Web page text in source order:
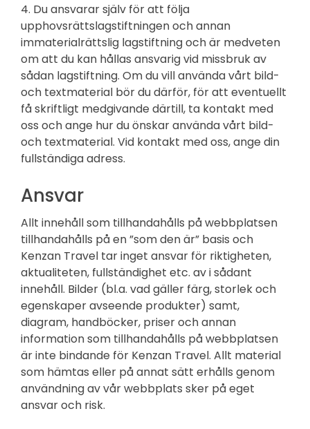
4. Du ansvarar själv för att följa
upphovsrättslagstiftningen och annan
immaterialrättslig lagstiftning och är medveten
om att du kan hållas ansvarig vid missbruk av
sådan lagstiftning. Om du vill använda vårt bild-
och textmaterial bör du därför, för att eventuellt
få skriftligt medgivande därtill, ta kontakt med
oss och ange hur du önskar använda vårt bild-
och textmaterial. Vid kontakt med oss, ange din
fullständiga adress.
Ansvar
Allt innehåll som tillhandahålls på webbplatsen
tillhandahålls på en ”som den är” basis och
Kenzan Travel tar inget ansvar för riktigheten,
aktualiteten, fullständighet etc. av i sådant
innehåll. Bilder (bl.a. vad gäller färg, storlek och
egenskaper avseende produkter) samt,
diagram, handböcker, priser och annan
information som tillhandahålls på webbplatsen
är inte bindande för Kenzan Travel. Allt material
som hämtas eller på annat sätt erhålls genom
användning av vår webbplats sker på eget
ansvar och risk.